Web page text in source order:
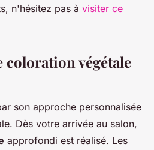
n'hésitez pas à visiter ce
coloration végétale
son approche personnalisée
Dès votre arrivée au salon,
approfondi est réalisé. Les